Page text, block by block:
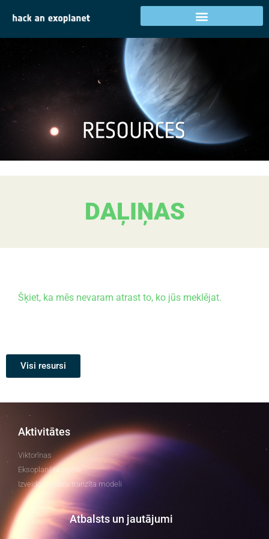
DAĻIŅAS
Šķiet, ka mēs nevaram atrast to, ko jūs meklējat.
Visi resursi
Aktivitātes
Viktorīnas
Eksoplanētu izpēte
Izveidojiet savu tranzīta modeli
Atbalsts un jautājumi